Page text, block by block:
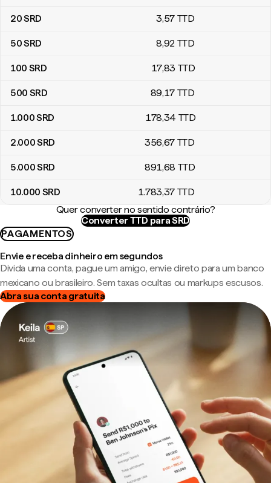
20SRD 3,57 TTD
50SRD 8,92 TTD
100 SRD 17,83 TTD
500 SRD 89,17 TTD
1.000SRD 178,34 TTD
2.000SRD 356,67 TTD
5.000SRD 891,68 TTD
10.000 SRD 1.783,37 TTD
Quer converter no sentido contrário?
Converter TTD para SRD
PAGAMENTOS
Envie e receba dinheiro em segundos
Divida uma conta, pague um amigo, envie direto para um banco
mexicano ou brasileiro. Sem taxas ocultas ou markups escusos.
Abra sua conta gratuita